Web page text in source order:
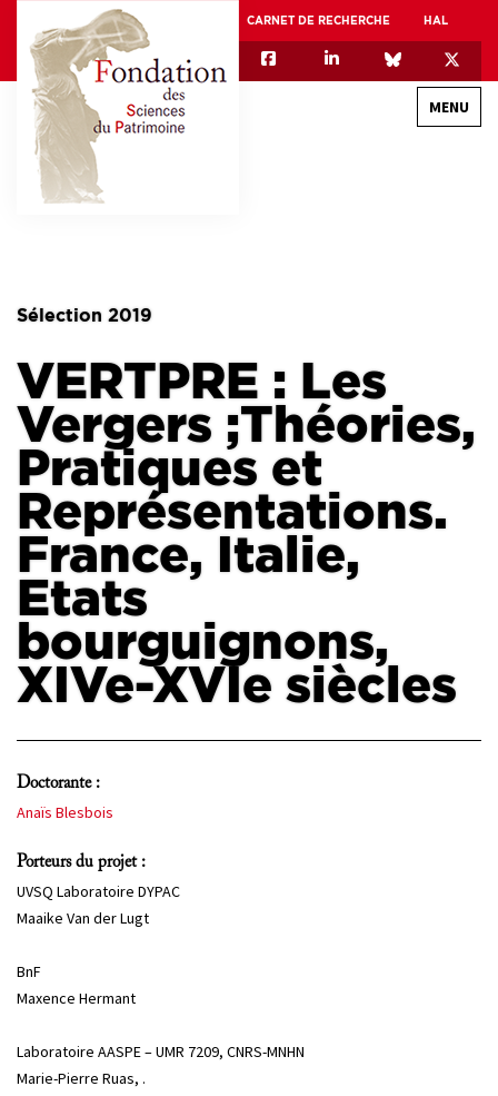
CARNET DE RECHERCHE HAL
MENU
ASSOCIATION DES JEUNES CHERCHEURS EN SCIENCES DU PATRIMOINE – AFJ2CSP
EQUIPEX + ESPADON
MÉCÉNAT
ACTUALITÉS
Sélection 2019
VERTPRE : Les
Vergers ;Théories,
Pratiques et
Représentations.
France, Italie,
Etats
bourguignons,
XIVe-XVIe siècles
Doctorante :
Anaïs Blesbois
Porteurs du projet :
UVSQ Laboratoire DYPAC
Maaike Van der Lugt
BnF
Maxence Hermant
Laboratoire AASPE – UMR 7209, CNRS-MNHN
Marie-Pierre Ruas, .